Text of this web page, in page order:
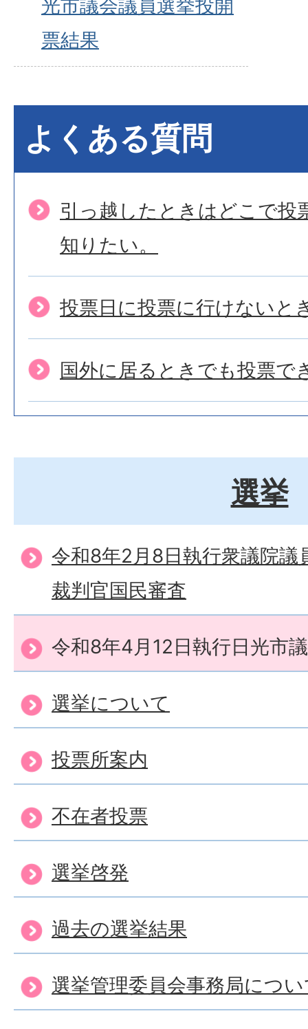
光市議会議員選挙投開
票結果
よくある質問
引っ越したときはどこで投
知りたい。
投票日に投票に行けないと
国外に居るときでも投票で
選挙
令和8年2月8日執行衆議院議
裁判官国民審査
令和8年4月12日執行日光市
選挙について
投票所案内
不在者投票
選挙啓発
過去の選挙結果
選挙管理委員会事務局につ